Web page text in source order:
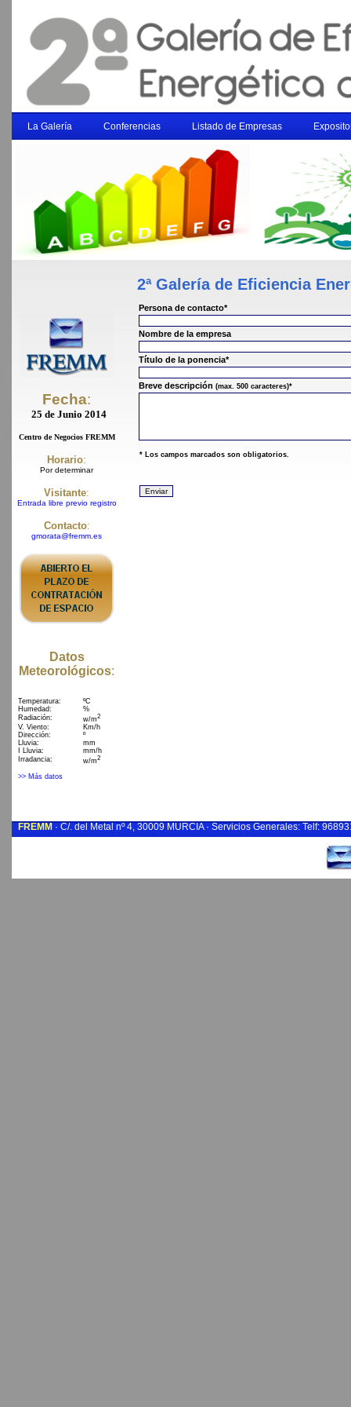
La Galería Conferencias Listado de Empresas
Fecha:
25 de Junio 2014
Centro de Negocios FREMM
Horario:
Por determinar
Visitante:
Entrada libre previo registro
Contacto:
gmorata@fremm.es
Datos
Meteorológicos:
2ª Galería de Eficiencia
Persona de contacto*
Nombre de la empresa
Título de la ponencia*
Breve descripción (max. 500 caracteres)*
* Los campos marcados son obligatorios.
FREMM · C/. del Metal nº 4, 30009 MURCIA · Servicios Generales: Telf: